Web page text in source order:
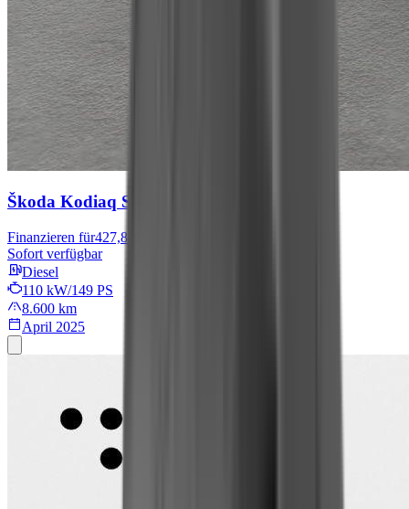
Škoda Kodiaq Selection
Finanzieren für427,84 € mtl.
Sofort verfügbar
Diesel
110 kW/149 PS
8.600 km
April 2025